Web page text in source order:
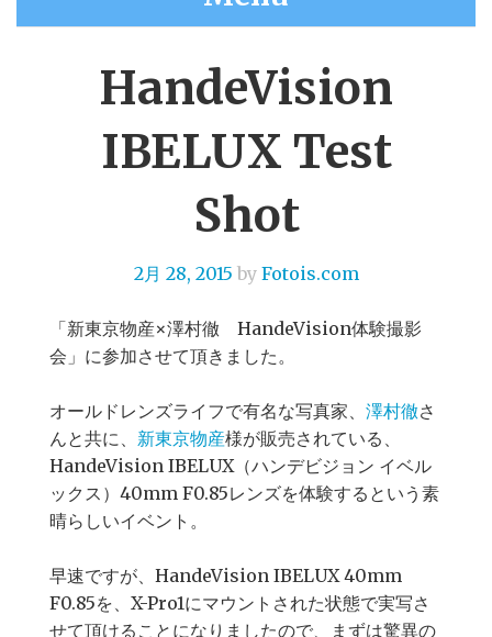
HandeVision
IBELUX Test
Shot
2月 28, 2015 by Fotois.com
「新東京物産×澤村徹 HandeVision体験撮影
会」に参加させて頂きました。
オールドレンズライフで有名な写真家、 澤村徹さ
んと共に、 新東京物産様が販売されている、
HandeVision IBELUX（ハンデビジョン イベル
ックス）40mm F0.85レンズを体験するという素
晴らしいイベント。
早速ですが、HandeVision IBELUX 40mm
F0.85を、X-Pro1にマウントされた状態で実写さ
せて頂けることになりましたので、まずは驚異の